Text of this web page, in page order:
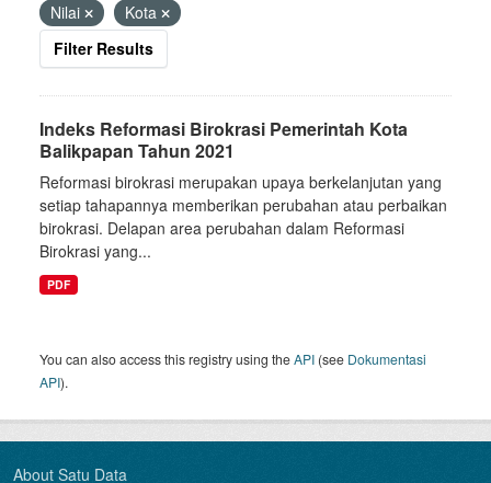
Nilai
Kota
Filter Results
Indeks Reformasi Birokrasi Pemerintah Kota
Balikpapan Tahun 2021
Reformasi birokrasi merupakan upaya berkelanjutan yang
setiap tahapannya memberikan perubahan atau perbaikan
birokrasi. Delapan area perubahan dalam Reformasi
Birokrasi yang...
PDF
You can also access this registry using theAPI (see Dokumentasi
API).
About Satu Data